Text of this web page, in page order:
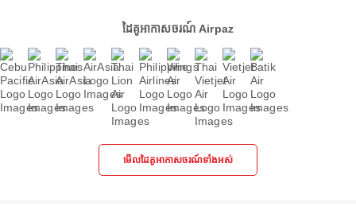
ដៃគូអាកាសចរណ៍ Airpaz
មើលដៃគូអាកាសចរណ៍ទាំងអស់